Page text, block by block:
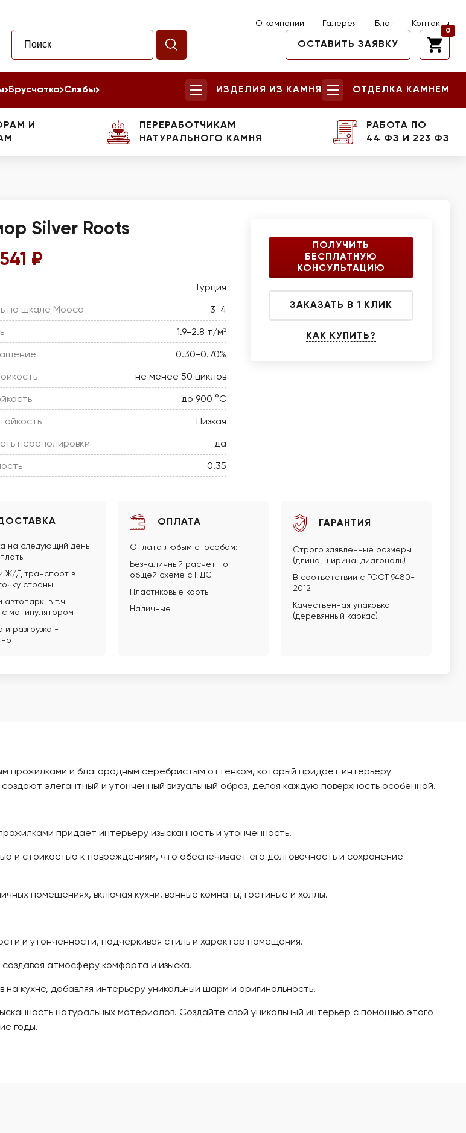
О компании Галерея Блог Контакты
ОСТАВИТЬ ЗАЯВКУ
0
Брусчатка Слэбы ИЗДЕЛИЯ ИЗ КАМНЯ ОТДЕЛКА КАМНЕМ
И
ПЕРЕРАБОТЧИКАМ
НАТУРАЛЬНОГО КАМНЯ
РАБОТА ПО
44 ФЗ И 223 ФЗ
Silver Roots
₽
Турция
по шкале Мооса 3-4
1.9-2.8 т/м³
0.30-0.70%
не менее 50 циклов
до 900 °C
Низкая
переполировки да
0.35
ПОЛУЧИТЬ
БЕСПЛАТНУЮ
КОНСУЛЬТАЦИЮ
ЗАКАЗАТЬ В 1 КЛИК
КАК КУПИТЬ?
на следующий день
Ж/Д транспорт в
страны
автопарк, в т.ч.
манипулятором
и разгрузка -
ОПЛАТА
Оплата любым способом:
Безналичный расчет по
общей схеме с НДС
Пластиковые карты
Наличные
ГАРАНТИЯ
Строго заявленные размеры
(длина, ширина, диагональ)
В соответствии с ГОСТ 9480-
2012
Качественная упаковка
(деревянный каркас)
прожилками и благородным серебристым оттенком, который придает интерьеру
элегантный и утонченный визуальный образ, делая каждую поверхность особенной.
придает интерьеру изысканность и утонченность.
и стойкостью к повреждениям, что обеспечивает его долговечность и сохранение
помещениях, включая кухни, ванные комнаты, гостиные и холлы.
и утонченности, подчеркивая стиль и характер помещения.
атмосферу комфорта и изыска.
кухне, добавляя интерьеру уникальный шарм и оригинальность.
натуральных материалов. Создайте свой уникальный интерьер с помощью этого
годы.